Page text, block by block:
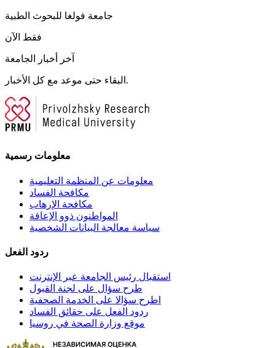
جامعة فولغا للبحوث الطبية
فقط الآن
آخر أخبار الجامعة
البقاء حتى موعد مع كل الأخبار.
معلومات رسمية
معلومات عن المنظمة التعليمية
مكافحة الفساد
مكافحة الإرهاب
المواطنون ذوو الإعاقة
سياسة معالجة البيانات الشخصية
ردود الفعل
استقبال رئيس الجامعة عبر الإنترنت
طرح سؤال على لجنة القبول
اطرح سؤالا على الخدمة الصحفية
ردود الفعل على حقائق الفساد
موقع وزارة الصحة في روسيا